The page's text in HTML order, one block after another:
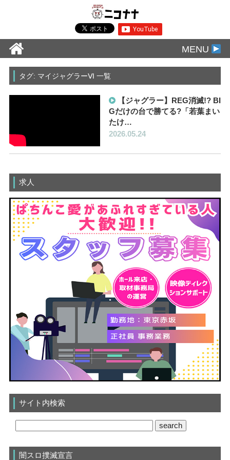
MENU
タグ: マイジャグラーⅥ 一覧
【ジャグラー】REG消滅!? BI
Gだけの台で勝てる?「若葉まい
たけ…
2026.05.24
求人
サイト内検索
闇スロ撲滅宣言